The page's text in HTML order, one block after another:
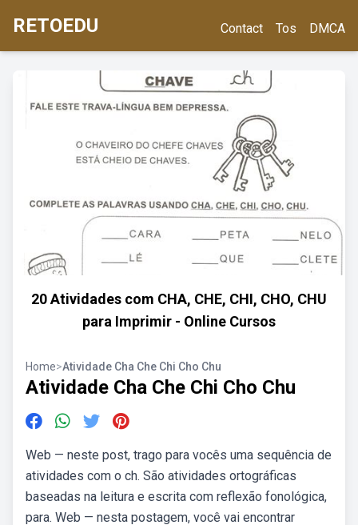
RETOEDU Contact Tos DMCA
20 Atividades com CHA, CHE, CHI, CHO, CHU
para Imprimir - Online Cursos
Home>Atividade Cha Che Chi Cho Chu
Atividade Cha Che Chi Cho Chu
Web — neste post, trago para vocês uma sequência de
atividades com o ch. São atividades ortográficas
baseadas na leitura e escrita com reflexão fonológica,
para. Web — nesta postagem, você vai encontrar